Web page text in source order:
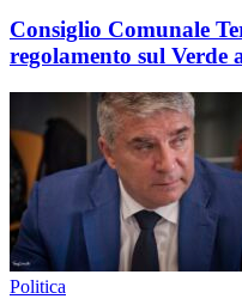
Consiglio Comunale
regolamento sul Verde
Politica